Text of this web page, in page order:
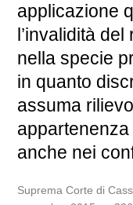
applicazione
l’invalidità
nella specie
in quanto
assuma
anche nei
Suprema Corte di